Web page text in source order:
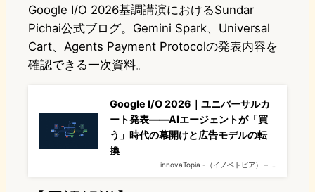
Google I/O 2026基調講演におけるSundar
Pichai公式ブログ。Gemini Spark、Universal
Cart、Agents Payment Protocolの発表内容を
確認できる一次資料。
Google I/O 2026｜ユニバーサルカ
ート発表——AIエージェントが「買
う」時代の幕開けと広告モデルの転
換
innovaTopia -（イノベトピア） – …